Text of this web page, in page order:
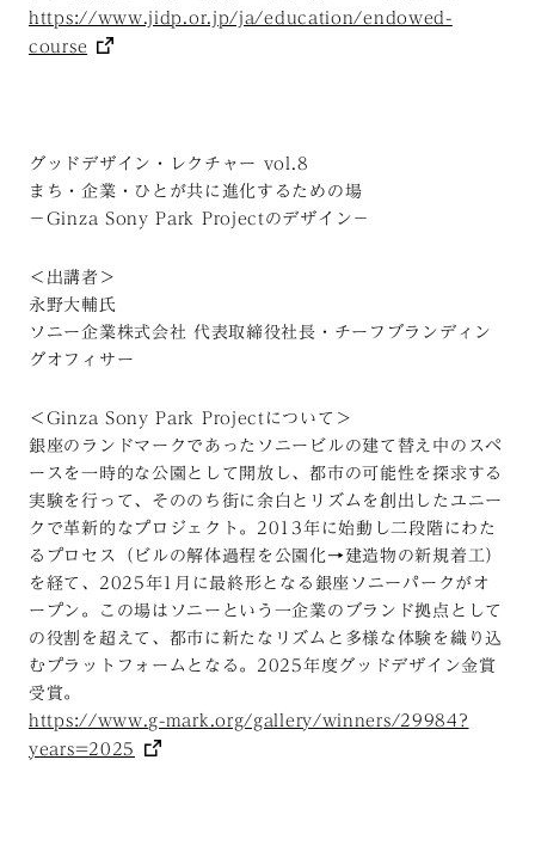
https://www.jidp.or.jp/ja/education/endowed-
course
グッドデザイン・レクチャー vol.8
まち・企業・ひとが共に進化するための場
－Ginza Sony Park Projectのデザイン－
＜出講者＞
永野大輔氏
ソニー企業株式会社 代表取締役社長・チーフブランディン
グオフィサー
＜Ginza Sony Park Projectについて＞
銀座のランドマークであったソニービルの建て替え中のスペ
ースを一時的な公園として開放し、都市の可能性を探求する
実験を行って、そののち街に余白とリズムを創出したユニー
クで革新的なプロジェクト。2013年に始動し二段階にわた
るプロセス（ビルの解体過程を公園化→建造物の新規着工）
を経て、2025年1月に最終形となる銀座ソニーパークがオ
ープン。この場はソニーという一企業のブランド拠点として
の役割を超えて、都市に新たなリズムと多様な体験を織り込
むプラットフォームとなる。2025年度グッドデザイン金賞
受賞。
https://www.g-mark.org/gallery/winners/29984?
years=2025